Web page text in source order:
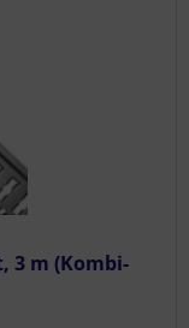
3 m (Kombi-